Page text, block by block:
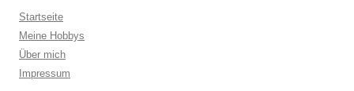
Startseite
Meine Hobbys
Über mich
Impressum